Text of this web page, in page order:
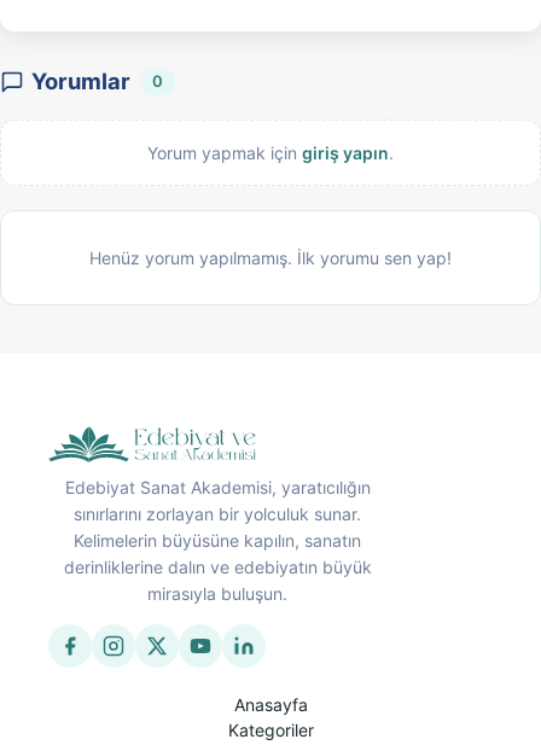
Yorumlar 0
Yorum yapmak için giriş yapın.
Henüz yorum yapılmamış. İlk yorumu sen yap!
Edebiyat Sanat Akademisi, yaratıcılığın
sınırlarını zorlayan bir yolculuk sunar.
Kelimelerin büyüsüne kapılın, sanatın
derinliklerine dalın ve edebiyatın büyük
mirasıyla buluşun.
Anasayfa
Kategoriler